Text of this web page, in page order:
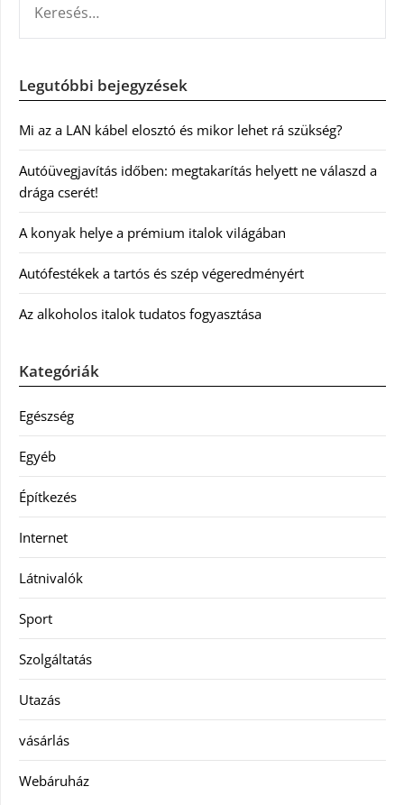
Legutóbbi bejegyzések
Mi az a LAN kábel elosztó és mikor lehet rá szükség?
Autóüvegjavítás időben: megtakarítás helyett ne válaszd a
drága cserét!
A konyak helye a prémium italok világában
Autófestékek a tartós és szép végeredményért
Az alkoholos italok tudatos fogyasztása
Kategóriák
Egészség
Egyéb
Építkezés
Internet
Látnivalók
Sport
Szolgáltatás
Utazás
vásárlás
Webáruház